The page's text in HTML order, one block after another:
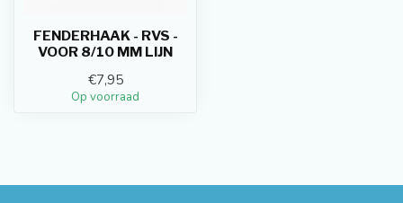
FENDERHAAK - RVS -
VOOR 8/10 MM LIJN
€7,95
Op voorraad